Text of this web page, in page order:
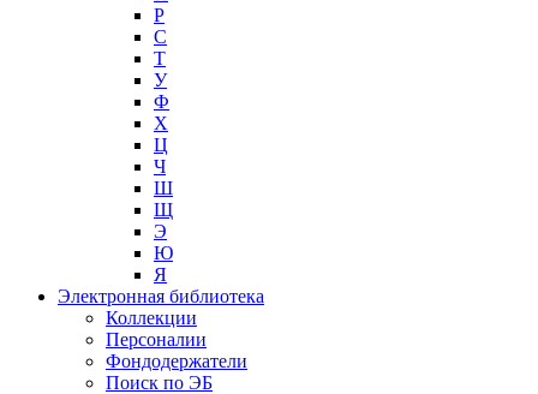
Р
С
Т
У
Ф
Х
Ц
Ч
Ш
Щ
Э
Ю
Я
Электронная библиотека
Коллекции
Персоналии
Фондодержатели
Поиск по ЭБ